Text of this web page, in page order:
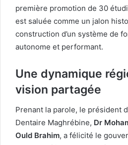
première promotion de 30
est saluée comme un jalon
construction d’un système de
autonome et performant.
Une dynamique
vision partagée
Prenant la parole, le président
Dentaire Maghrébine, Dr
Ould Brahim, a félicité le